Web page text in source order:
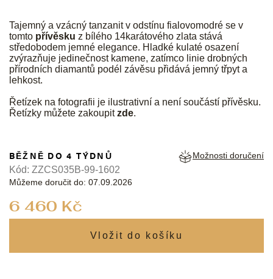
Tajemný a vzácný tanzanit v odstínu fialovomodré se v
tomto přívěsku z bílého 14karátového zlata stává
středobodem jemné elegance. Hladké kulaté osazení
zvýrazňuje jedinečnost kamene, zatímco linie drobných
přírodních diamantů podél závěsu přidává jemný třpyt a
lehkost.
Řetízek na fotografii je ilustrativní a není součástí přívěsku.
Řetízky můžete zakoupitzde.
6 460 Kč
BĚŽNĚ DO 4 TÝDNŮ
Můžeme doručit do: 07.09.2026
Možnosti doručení
Kód: ZZCS035B-99-1602